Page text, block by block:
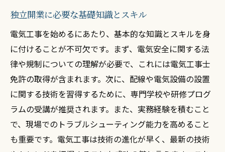
サポート
ユウアイ電設の開業支援プログラムの特徴
技術研修でスキルアップを実現
ビジネスコンサルティングで成功を支える
免許取得支援と資格取得プログラム
開業後のフォローアップと継続的サポート
成功事例に学ぶユウアイ電設のサポート効
独立開業に必要な基礎知識とスキル
電気工事を始めるにあたり、基本的な知識とスキルを身
に付けることが不可欠です。まず、電気安全に関する法
律や規制についての理解が必要で、これには電気工事士
免許の取得が含まれます。次に、配線や電気設備の設置
に関する技術を習得するために、専門学校や研修プログ
ラムの受講が推奨されます。また、実務経験を積むこと
で、現場でのトラブルシューティング能力を高めること
も重要です。電気工事は技術の進化が早く、最新の技術